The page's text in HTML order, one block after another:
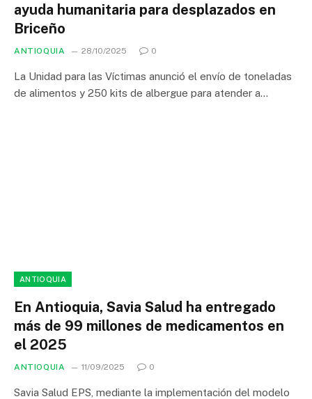
ayuda humanitaria para desplazados en
Briceño
ANTIOQUIA 28/10/2025 0
La Unidad para las Víctimas anunció el envío de toneladas
de alimentos y 250 kits de albergue para atender a…
ANTIOQUIA
En Antioquia, Savia Salud ha entregado
más de 99 millones de medicamentos en
el 2025
ANTIOQUIA 11/09/2025 0
Savia Salud EPS, mediante la implementación del modelo